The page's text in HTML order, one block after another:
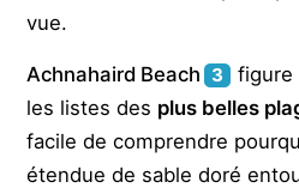
vue.
Achnahaird Beach 3
figure
les listes des plus belles
facile de comprendre
étendue de sable doré